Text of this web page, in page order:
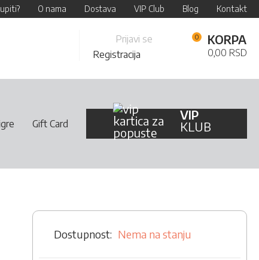
O nama Dostava VIP Club Blog Kontakt
Content
Prijavi se
Registracija
KORPA
0,00 RSD
Gift Card
VIP
KLUB
Nema na stanju